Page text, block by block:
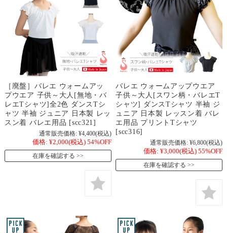
［廃盤］バレエ ウォームアッ
プウエア 子供～大人[無地・バ
レエTシャツ]全2色 ダンスTシ
ャツ 半袖 ジュニア 日本製 レッ
スン着 バレエ用品 [scc321]
通常販売価格: ¥4,400(税込)
価格: ¥2,000(税込) 54%OFF
在庫を確認する
バレエ ウォームアップウエア
子供～大人[スワン柄・バレエT
シャツ] ダンスTシャツ 半袖 ジ
ュニア 日本製 レッスン着 バレ
エ用品 プリントTシャツ
[scc316]
通常販売価格: ¥6,800(税込)
価格: ¥3,000(税込) 55%OFF
在庫を確認する